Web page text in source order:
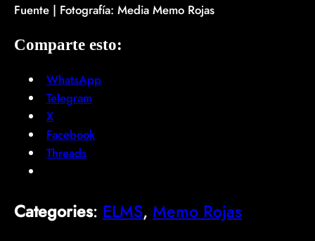
Fuente | Fotografía: Media Memo Rojas
Comparte esto:
WhatsApp
Telegram
X
Facebook
Threads
Categories: ELMS, Memo Rojas